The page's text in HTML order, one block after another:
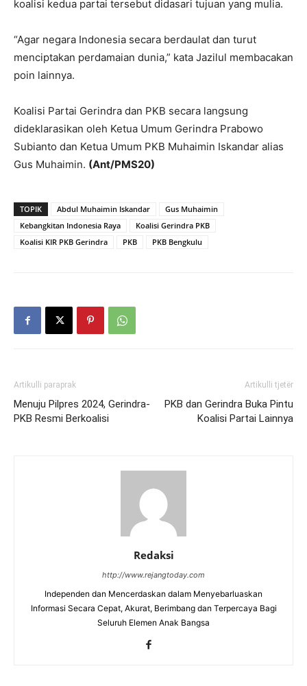
koalisi kedua partai tersebut didasari tujuan yang mulia.
“Agar negara Indonesia secara berdaulat dan turut
menciptakan perdamaian dunia,” kata Jazilul membacakan
poin lainnya.
Koalisi Partai Gerindra dan PKB secara langsung
dideklarasikan oleh Ketua Umum Gerindra Prabowo
Subianto dan Ketua Umum PKB Muhaimin Iskandar alias
Gus Muhaimin. (Ant/PMS20)
TOPIK Abdul Muhaimin Iskandar
Gus Muhaimin
Kebangkitan Indonesia Raya
Koalisi Gerindra PKB
Koalisi KIR PKB Gerindra
PKB PKB Bengkulu
Artikulli paraprak
Menuju Pilpres 2024, Gerindra-
PKB Resmi Berkoalisi
Artikulli tjetër
PKB dan Gerindra Buka Pintu
Koalisi Partai Lainnya
Redaksi
http://www.rejangtoday.com
Independen dan Mencerdaskan dalam Menyebarluaskan
Informasi Secara Cepat, Akurat, Berimbang dan Terpercaya Bagi
Seluruh Elemen Anak Bangsa